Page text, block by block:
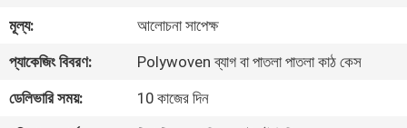
নিয়ন্ত্রণ
যোগাযোগ
মূল্য:
আলোচনা সাপেক্ষ
প্যাকেজিং বিবরণ:
Polywoven ব্যাগ বা পাতলা পাতলা কাঠ কেস
ডেলিভারি সময়:
10 কাজের দিন